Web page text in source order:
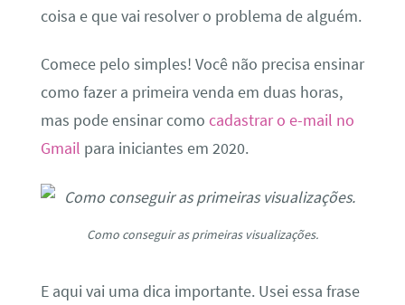
coisa e que vai resolver o problema de alguém.
Comece pelo simples! Você não precisa ensinar
como fazer a primeira venda em duas horas,
mas pode ensinar como cadastrar o e-mail no
Gmail para iniciantes em 2020.
Como conseguir as primeiras visualizações.
E aqui vai uma dica importante. Usei essa frase